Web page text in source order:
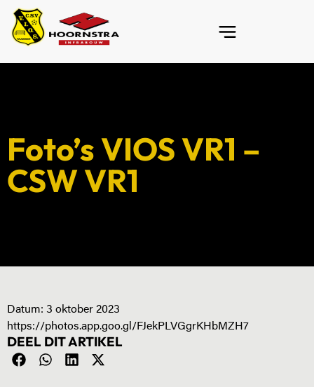
Foto’s VIOS VR1 –
CSW VR1
Datum: 3 oktober 2023
https://photos.app.goo.gl/FJekPLVGgrKHbMZH7
DEEL DIT ARTIKEL